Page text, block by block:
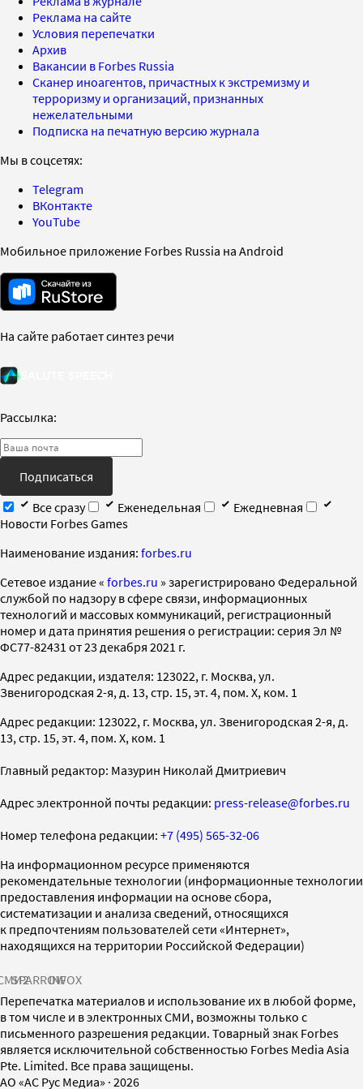
Реклама на сайте
Условия перепечатки
Архив
Вакансии в Forbes Russia
Сканер иноагентов, причастных к экстремизму и
терроризму и организаций, признанных
нежелательными
Подписка на печатную версию журнала
Мы в соцсетях:
Telegram
ВКонтакте
YouTube
Мобильное приложение Forbes Russia на Android
На сайте работает синтез речи
Рассылка:
Подписаться
Все сразу
Еженедельная
Ежедневная
Новости Forbes Games
Наименование издания: forbes.ru
Cетевое издание « forbes.ru » зарегистрировано Федеральной
службой по надзору в сфере связи, информационных
технологий и массовых коммуникаций, регистрационный
номер и дата принятия решения о регистрации: серия Эл №
ФС77-82431 от 23 декабря 2021 г.
Адрес редакции, издателя: 123022, г. Москва, ул.
Звенигородская 2-я, д. 13, стр. 15, эт. 4, пом. X, ком. 1
Адрес редакции: 123022, г. Москва, ул. Звенигородская 2-я, д.
13, стр. 15, эт. 4, пом. X, ком. 1
Главный редактор: Мазурин Николай Дмитриевич
Адрес электронной почты редакции: press-release@forbes.ru
Номер телефона редакции: +7 (495) 565-32-06
На информационном ресурсе применяются
рекомендательные технологии (информационные технологии
предоставления информации на основе сбора,
систематизации и анализа сведений, относящихся
к предпочтениям пользователей сети «Интернет»,
находящихся на территории Российской Федерации)
SPARROWINFOX
Перепечатка материалов и использование их в любой форме,
в том числе и в электронных СМИ, возможны только с
письменного разрешения редакции. Товарный знак Forbes
является исключительной собственностью Forbes Media Asia
Pte. Limited. Все права защищены.
AO «АС Рус Медиа» · 2026